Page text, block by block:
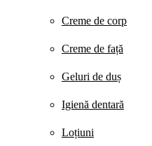
Creme de corp
Creme de față
Geluri de duș
Igienă dentară
Loțiuni